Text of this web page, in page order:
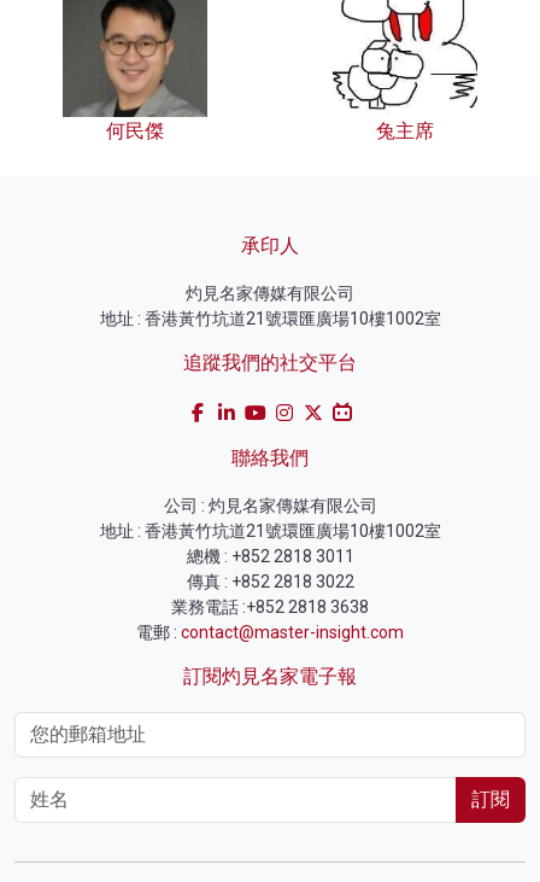
何民傑 兔主席
承印人
灼見名家傳媒有限公司
地址 : 香港黃竹坑道21號環匯廣場10樓1002室
追蹤我們的社交平台
聯絡我們
公司 : 灼見名家傳媒有限公司
地址 : 香港黃竹坑道21號環匯廣場10樓1002室
總機 : +852 2818 3011
傳真 : +852 2818 3022
業務電話 :+852 2818 3638
電郵 : contact@master-insight.com
訂閱灼見名家電子報
訂閱